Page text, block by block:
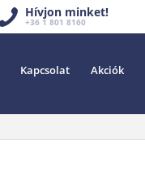
Hívjon minket!
+36 1 801 8160
Kapcsolat Akciók